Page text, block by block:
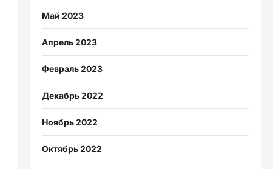
Май 2023
Апрель 2023
Февраль 2023
Декабрь 2022
Ноябрь 2022
Октябрь 2022